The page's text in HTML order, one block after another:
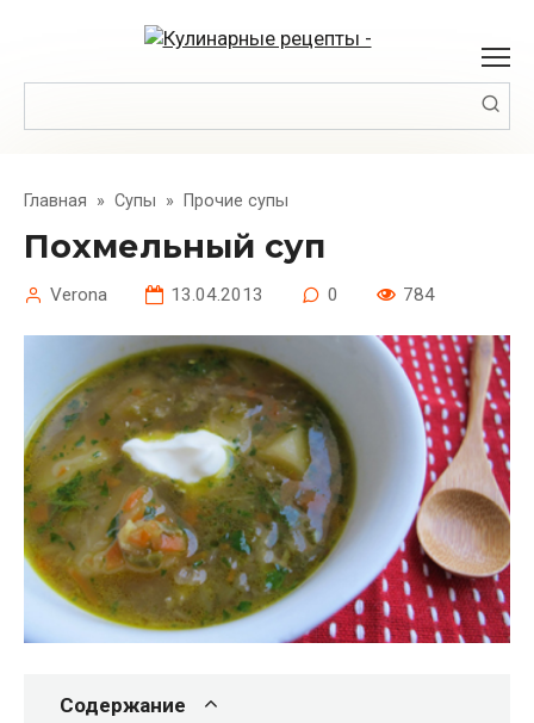
Главная » Супы » Прочие супы
Похмельный суп
Verona 13.04.2013 0 784
Содержание